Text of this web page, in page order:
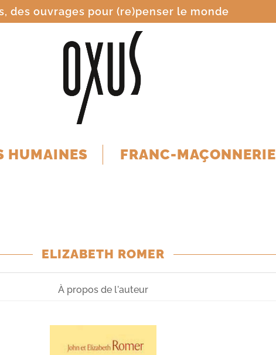
des ouvrages pour (re)penser le monde
HUMAINES FRANC-MAÇONNERIE
ELIZABETH ROMER
À propos de l'auteur